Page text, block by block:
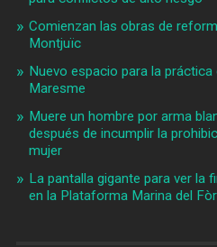
Comienzan las obras de
Montjuïc
Nuevo espacio para la práctica
Maresme
Muere un hombre por arma
después de incumplir la
mujer
La pantalla gigante para ver la
en la Plataforma Marina del